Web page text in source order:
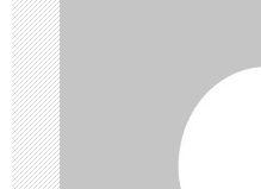
n
m
e
s